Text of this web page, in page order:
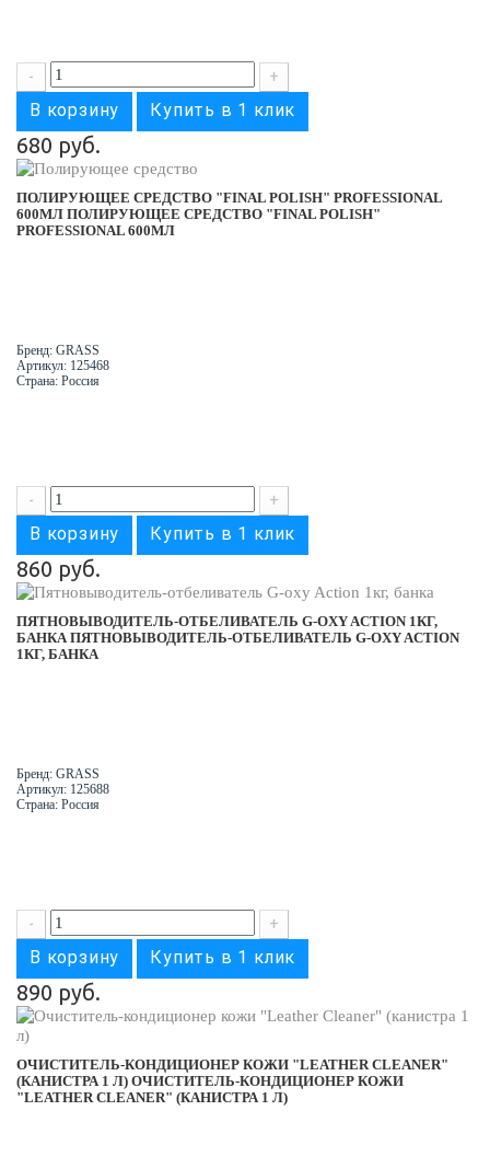
- +
В корзину Купить в 1 клик
680 руб.
ПОЛИРУЮЩЕЕ СРЕДСТВО "FINAL POLISH" PROFESSIONAL
600МЛ ПОЛИРУЮЩЕЕ СРЕДСТВО "FINAL POLISH"
PROFESSIONAL 600МЛ
Бренд: GRASS
Артикул: 125468
Страна: Россия
- +
В корзину Купить в 1 клик
860 руб.
ПЯТНОВЫВОДИТЕЛЬ-ОТБЕЛИВАТЕЛЬ G-OXY ACTION 1КГ,
БАНКА ПЯТНОВЫВОДИТЕЛЬ-ОТБЕЛИВАТЕЛЬ G-OXY ACTION
1КГ, БАНКА
Бренд: GRASS
Артикул: 125688
Страна: Россия
- +
В корзину Купить в 1 клик
890 руб.
ОЧИСТИТЕЛЬ-КОНДИЦИОНЕР КОЖИ "LEATHER CLEANER"
(КАНИСТРА 1 Л) ОЧИСТИТЕЛЬ-КОНДИЦИОНЕР КОЖИ
"LEATHER CLEANER" (КАНИСТРА 1 Л)